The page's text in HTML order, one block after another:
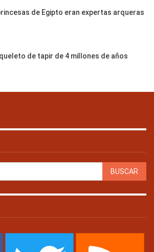
de Egipto eran expertas arqueras
de tapir de 4 millones de años